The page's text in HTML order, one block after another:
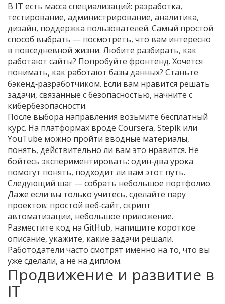
В IT есть масса специализаций: разработка,
тестирование, администрирование, аналитика,
дизайн, поддержка пользователей. Самый простой
способ выбрать — посмотреть, что вам интересно
в повседневной жизни. Любите разбирать, как
работают сайты? Попробуйте фронтенд. Хочется
понимать, как работают базы данных? Станьте
бэкенд‑разработчиком. Если вам нравится решать
задачи, связанные с безопасностью, начните с
кибербезопасности.
После выбора направления возьмите бесплатный
курс. На платформах вроде Coursera, Stepik или
YouTube можно пройти вводные материалы,
понять, действительно ли вам это нравится. Не
бойтесь экспериментировать: один‑два урока
помогут понять, подходит ли вам этот путь.
Следующий шаг — собрать небольшое портфолио.
Даже если вы только учитесь, сделайте пару
проектов: простой веб‑сайт, скрипт
автоматизации, небольшое приложение.
Разместите код на GitHub, напишите короткое
описание, укажите, какие задачи решали.
Работодатели часто смотрят именно на то, что вы
уже сделали, а не на диплом.
Продвижение и развитие в
IT